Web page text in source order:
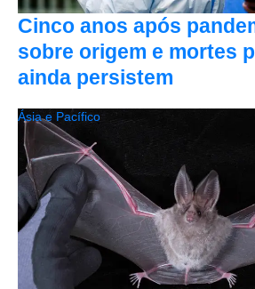
Cinco anos após
sobre origem e mortes
ainda persistem
Ásia e Pacífico